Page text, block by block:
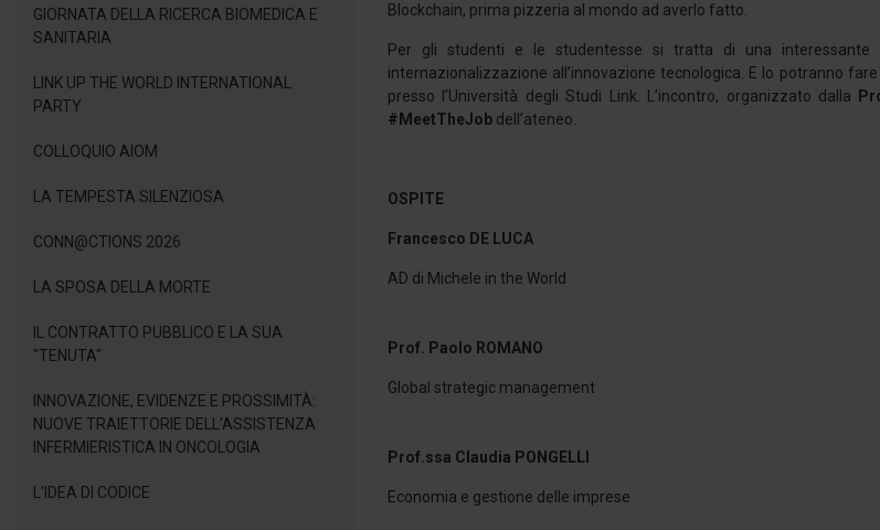
GIORNATA DELLA RICERCA BIOMEDICA E
SANITARIA
LINK UP THE WORLD INTERNATIONAL
PARTY
COLLOQUIO AIOM
LA TEMPESTA SILENZIOSA
CONN@CTIONS 2026
LA SPOSA DELLA MORTE
IL CONTRATTO PUBBLICO E LA SUA
"TENUTA"
INNOVAZIONE, EVIDENZE E PROSSIMITÀ:
NUOVE TRAIETTORIE DELL’ASSISTENZA
INFERMIERISTICA IN ONCOLOGIA
L'IDEA DI CODICE
Blockchain, prima pizzeria al mondo ad averlo fatto.
Per gli studenti e le studentesse si tratta di una
internazionalizzazione all’innovazione tecnologica. E lo potranno
presso l’Università degli Studi Link. L’incontro, organizzato dalla
#MeetTheJob dell’ateneo.
OSPITE
Francesco DE LUCA
AD di Michele in the World
Prof. Paolo ROMANO
Global strategic management
Prof.ssa Claudia PONGELLI
Economia e gestione delle imprese